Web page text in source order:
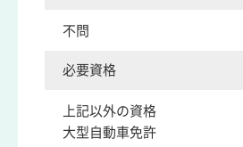
不問
必要資格
上記以外の資格
大型自動車免許